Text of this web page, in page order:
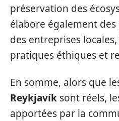
préservation des
élabore également
des entreprises
pratiques éthiques et
En somme, alors que
Reykjavík sont réels,
apportées par la